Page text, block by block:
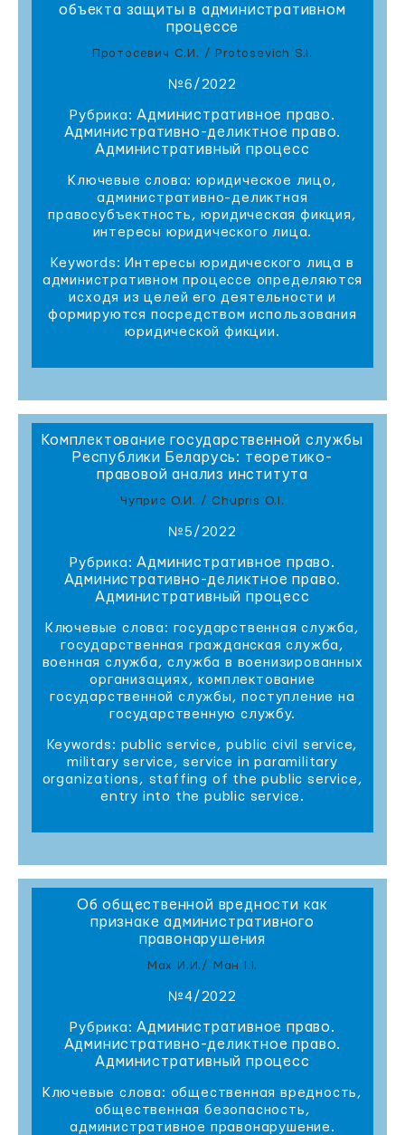
объекта защиты в административном
процессе
Протосевич С.И. / Protosevich S.I.
№6/2022
Рубрика:Административное право.
Административно-деликтное право.
Административный процесс
Ключевые слова: юридическое лицо,
административно-деликтная
правосубъектность, юридическая фикция,
интересы юридического лица.
Keywords: Интересы юридического лица в
административном процессе определяются
исходя из целей его деятельности и
формируются посредством использования
юридической фикции.
Комплектование государственной службы
Республики Беларусь: теоретико-
правовой анализ института
Чуприс О.И. / Chupris O.I.
№5/2022
Рубрика:Административное право.
Административно-деликтное право.
Административный процесс
Ключевые слова: государственная служба,
государственная гражданская служба,
военная служба, служба в военизированных
организациях, комплектование
государственной службы, поступление на
государственную службу.
Keywords: public service, public civil service,
military service, service in paramilitary
organizations, staffing of the public service,
entry into the public service.
Об общественной вредности как
признаке административного
правонарушения
Мах И.И./ Ман I.I.
№4/2022
Рубрика:Административное право.
Административно-деликтное право.
Административный процесс
Ключевые слова: общественная вредность,
общественная безопасность,
административное правонарушение.